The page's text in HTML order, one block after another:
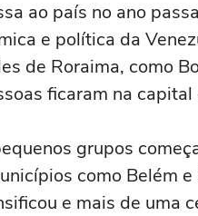
ao país no ano
e política da
de Roraima, como
ficaram na
grupos
como Belém
e mais de uma